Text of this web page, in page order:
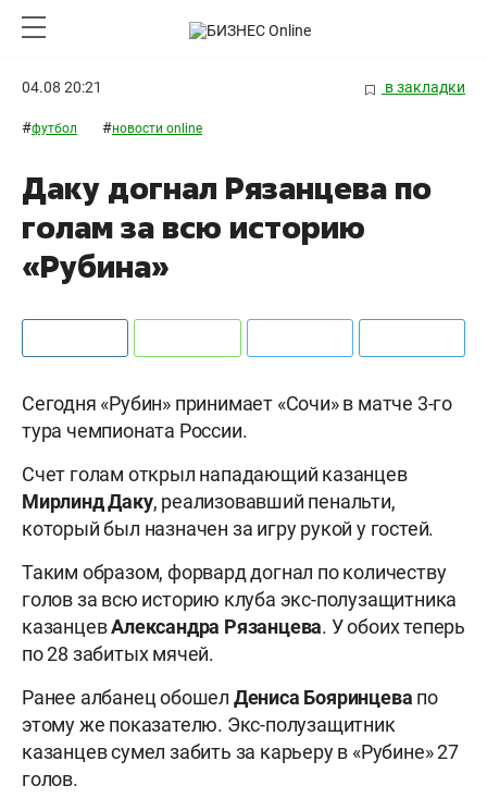
04.08 20:21 в закладки
#футбол #новости online
Даку догнал Рязанцева по
голам за всю историю
«Рубина»
Сегодня «Рубин» принимает «Сочи» в матче 3-го
тура чемпионата России.
Счет голам открыл нападающий казанцев
Мирлинд Даку, реализовавший пенальти,
который был назначен за игру рукой у гостей.
Таким образом, форвард догнал по количеству
голов за всю историю клуба экс-полузащитника
казанцевАлександра Рязанцева. У обоих теперь
по 28 забитых мячей.
Ранее албанец обошел Дениса Бояринцева по
этому же показателю. Экс-полузащитник
казанцев сумел забить за карьеру в «Рубине» 27
голов.